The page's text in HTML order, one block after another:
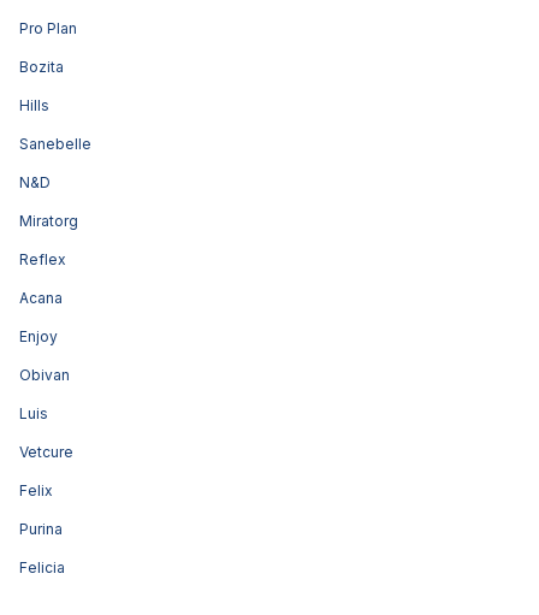
Pro Plan
Bozita
Hills
Sanebelle
N&D
Miratorg
Reflex
Acana
Enjoy
Obivan
Luis
Vetcure
Felix
Purina
Felicia